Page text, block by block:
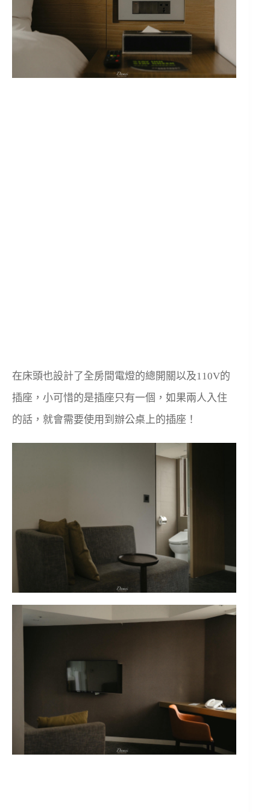
在床頭也設計了全房間電燈的總開關以及110V的
插座，小可惜的是插座只有一個，如果兩人入住
的話，就會需要使用到辦公桌上的插座！